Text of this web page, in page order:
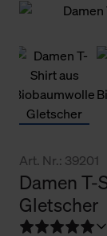
Art. Nr.: 39201
Damen
Gletscher